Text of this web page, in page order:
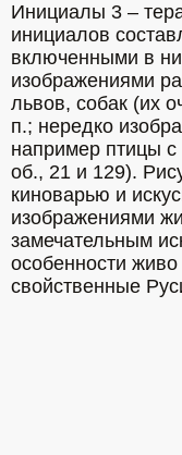
Инициалы 3 –
инициалов
включенными в
изображениями
львов, собак (их
п.; нередко
например птицы с
об., 21 и 129).
киноварью и
изображениями
замечательным
особенности
свойственные